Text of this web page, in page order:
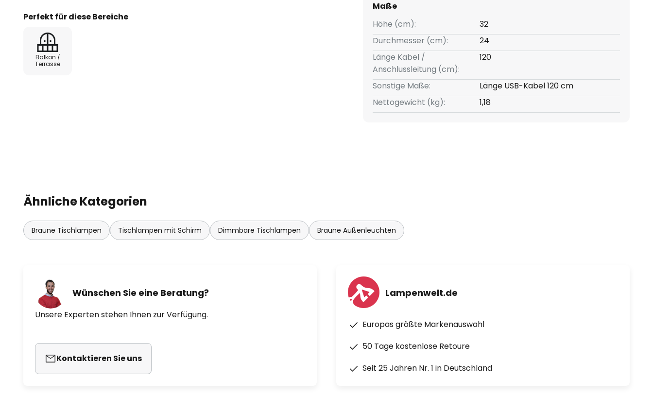
Perfekt für diese Bereiche
Balkon /
Terrasse
Maße
Höhe (cm):
32
Durchmesser (cm):
24
Länge Kabel /
Anschlussleitung (cm):
120
Sonstige Maße:
Länge USB-Kabel 120 cm
Nettogewicht (kg):
1,18
Ähnliche Kategorien
Braune Tischlampen Tischlampen mit Schirm Dimmbare Tischlampen Braune Außenleuchten
Wünschen Sie eine Beratung?
Unsere Experten stehen Ihnen zur Verfügung.
Kontaktieren Sie uns
Lampenwelt.de
Europas größte Markenauswahl
50 Tage kostenlose Retoure
Seit 25 Jahren Nr. 1 in Deutschland